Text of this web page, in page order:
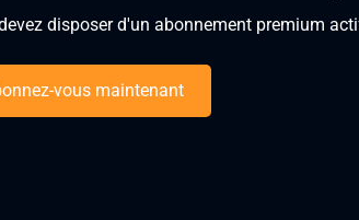
disposer d'un abonnement premium
vous maintenant